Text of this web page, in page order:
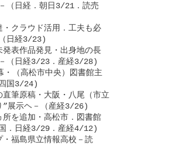
（日経．朝日3/21．読売
クラウド活用．工夫も必
日経3/23)
表作品発見・出身地の長
（日経3/23．産経3/28)
・（高松市中央）図書館主
国3/24)
筆原稿・大阪・八尾（市立
展示ヘ－（産経3/26)
を追加・高松市．図書館
．日経3/29．産経4/12)
福島県立情報高校－読